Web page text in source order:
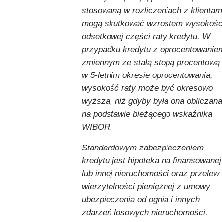
stosowaną w rozliczeniach z
mogą skutkować wzrostem
odsetkowej części raty kredytu. W
przypadku kredytu z
zmiennym ze stałą stopą procentową
w 5-letnim okresie oprocentowania,
wysokość raty może być okresowo
wyższa, niż gdyby była ona obliczana
na podstawie bieżącego wskaźnika
WIBOR.
Standardowym zabezpieczeniem
kredytu jest hipoteka na finansowanej
lub innej nieruchomości oraz przelew
wierzytelności pieniężnej z umowy
ubezpieczenia od ognia i innych
zdarzeń losowych nieruchomości.